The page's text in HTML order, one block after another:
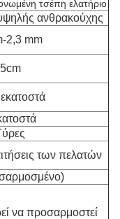
τσέπη ελατήριο
ανθρακούχης
2,3 mm
των πελατών
να προσαρμοστεί